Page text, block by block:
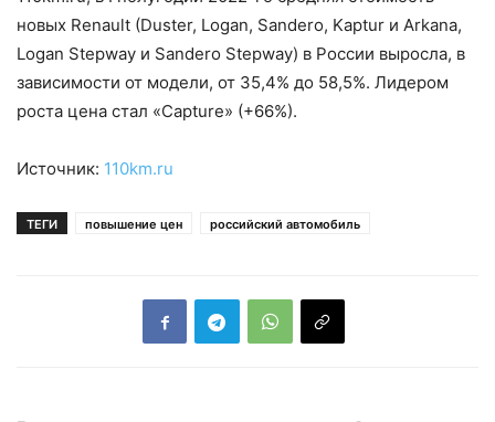
новых Renault (Duster, Logan, Sandero, Kaptur и Arkana,
Logan Stepway и Sandero Stepway) в России выросла, в
зависимости от модели, от 35,4% до 58,5%. Лидером
роста цена стал «Capture» (+66%).
Источник: 110km.ru
ТЕГИ повышение цен российский автомобиль